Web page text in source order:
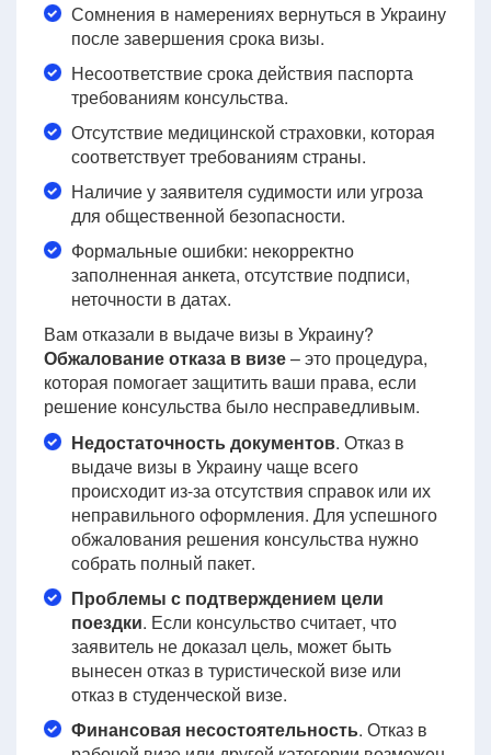
Сомнения в намерениях вернуться в Украину
после завершения срока визы.
Несоответствие срока действия паспорта
требованиям консульства.
Отсутствие медицинской страховки, которая
соответствует требованиям страны.
Наличие у заявителя судимости или угроза
для общественной безопасности.
Формальные ошибки: некорректно
заполненная анкета, отсутствие подписи,
неточности в датах.
Вам отказали в выдаче визы в Украину?
Обжалование отказа в визе– это процедура,
которая помогает защитить ваши права, если
решение консульства было несправедливым.
Недостаточность документов. Отказ в
выдаче визы в Украину чаще всего
происходит из-за отсутствия справок или их
неправильного оформления. Для успешного
обжалования решения консульства нужно
собрать полный пакет.
Проблемы с подтверждением цели
поездки. Если консульство считает, что
заявитель не доказал цель, может быть
вынесен отказ в туристической визе или
отказ в студенческой визе.
Финансовая несостоятельность. Отказ в